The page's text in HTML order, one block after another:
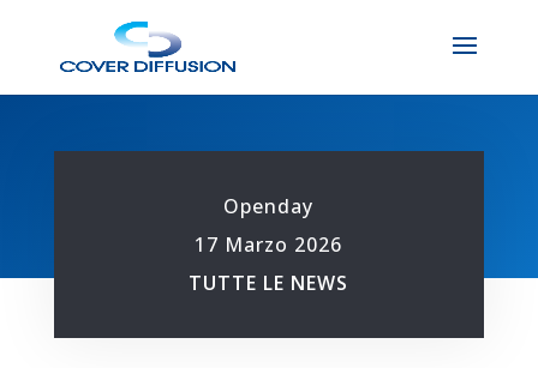
Openday
17 Marzo 2026
TUTTE LE NEWS